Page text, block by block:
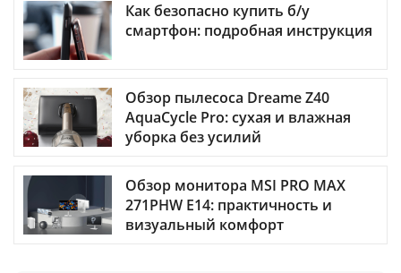
Как безопасно купить б/у
смартфон: подробная инструкция
Обзор пылесоса Dreame Z40
AquaCycle Pro: сухая и влажная
уборка без усилий
Обзор монитора MSI PRO MAX
271PHW E14: практичность и
визуальный комфорт